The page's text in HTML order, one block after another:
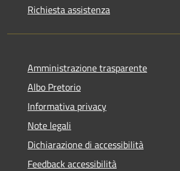
Richiesta assistenza
Amministrazione trasparente
Albo Pretorio
Informativa privacy
Note legali
Dichiarazione di accessibilità
Feedback accessibilità